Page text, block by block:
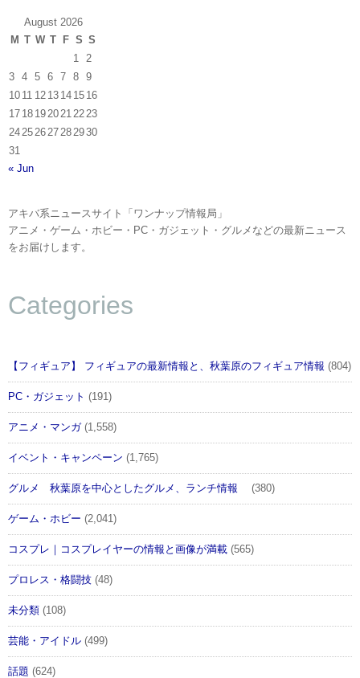
August 2026
M T W T F S S
1
2
3
4 5 6 7 8
9
10 11 12 13 14 15 16
17 18 1920212223
24252627282930
31
« Jun
アキバ系ニュースサイト「ワンナップ情報局」
アニメ・ゲーム・ホビー・PC・ガジェット・グルメなどの最新ニュース
をお届けします。
Categories
【フィギュア】 フィギュアの最新情報と、秋葉原のフィギュア情報 (804)
PC・ガジェット (191)
アニメ・マンガ(1,558)
イベント・キャンペーン (1,765)
グルメ 秋葉原を中心としたグルメ、ランチ情報 (380)
ゲーム・ホビー (2,041)
コスプレ｜コスプレイヤーの情報と画像が満載 (565)
プロレス・格闘技 (48)
未分類 (108)
芸能・アイドル (499)
話題 (624)